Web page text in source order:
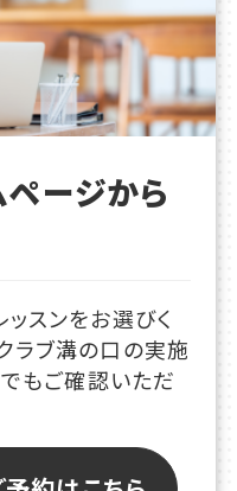
ージから
ッスンをお選びく
ラブ溝の口の実施
でもご確認いただ